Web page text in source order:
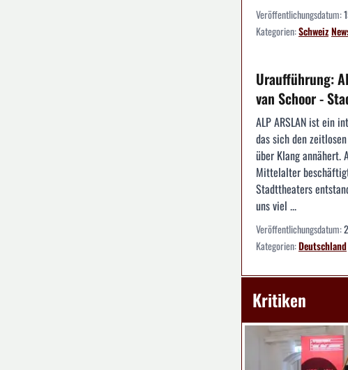
Veröffentlichungsdatum:
Kategorien:Schweiz
Uraufführung:
van Schoor -
ALP ARSLAN ist ein
das sich den
über Klang annähert.
Mittelalter
Stadttheaters
uns viel ...
Veröffentlichungsdatum:
Kategorien:Deutschland
Kritiken